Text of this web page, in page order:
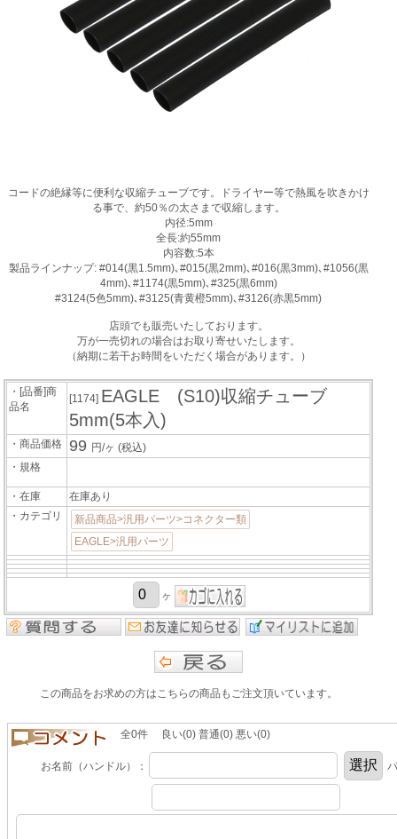
コードの絶縁等に便利な収縮チューブです。ドライヤー等で熱風を吹きかけ
る事で、約50％の太さまで収縮します。
内径:5mm
全長:約55mm
内容数:5本
製品ラインナップ: #014(黒1.5mm)､#015(黒2mm)､#016(黒3mm)､#1056(黒
4mm)､#1174(黒5mm)､#325(黒6mm)
#3124(5色5mm)､#3125(青黄橙5mm)､#3126(赤黒5mm)
店頭でも販売いたしております。
万が一売切れの場合はお取り寄せいたします。
（納期に若干お時間をいただく場合があります。）
・[品番]商
品名
[1174] EAGLE (S10)収縮チューブ
5mm(5本入)
・商品価格 99 円/ヶ(税込)
・規格
・在庫
在庫あり
・カテゴリ
新品商品>汎用パーツ>コネクター類
EAGLE>汎用パーツ
ヶ
この商品をお求めの方はこちらの商品もご注文頂いています。
全0件 良い(0) 普通(0) 悪い(0)
お名前（ハンドル）：